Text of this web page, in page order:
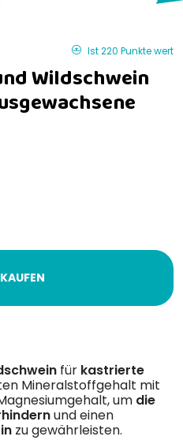
Ist 220 Punkte wert
Wildschwein
für kastrierte
Mineralstoffgehalt mit
um die
und einen
zu gewährleisten.